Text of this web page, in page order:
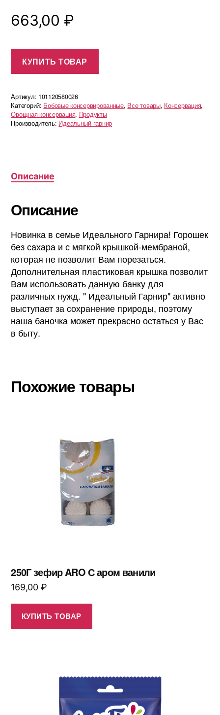
663,00 ₽
КУПИТЬ ТОВАР
Артикул: 101120580026
Категорий: Бобовые консервированные, Все товары, Консервация,
Овощная консервация, Продукты
Производитель: Идеальный гарнир
Описание
Описание
Новинка в семье Идеального Гарнира! Горошек
без сахара и с мягкой крышкой-мембраной,
которая не позволит Вам порезаться.
Дополнительная пластиковая крышка позволит
Вам использовать данную банку для
различных нужд. " Идеальный Гарнир" активно
выступает за сохранение природы, поэтому
наша баночка может прекрасно остаться у Вас
в быту.
Похожие товары
250Г зефир ARO С аром ванили
169,00 ₽
КУПИТЬ ТОВАР